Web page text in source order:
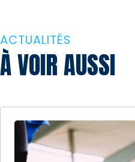
ACTUALITÉS
À VOIR AUSSI